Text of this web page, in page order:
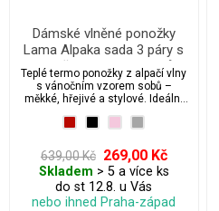
Dámské vlněné ponožky
Lama Alpaka sada 3 páry s
vánočním vzorem sobů
Teplé termo ponožky z alpačí vlny
s vánočním vzorem sobů –
měkké, hřejivé a stylové. Ideální
izolaci a jemnost. Perfektní dárek
nebo stylový doplněk pro
každodenní nošení v chladném
počasí.
639,00 Kč 269,00 Kč
Skladem > 5 a více ks
do st 12.8. u Vás
nebo ihned Praha-západ